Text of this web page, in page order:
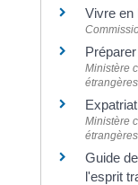
Vivre en
Ministère
étrangères
Ministère
étrangères
Guide
l'esprit